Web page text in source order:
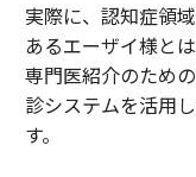
実際に、認知症領
あるエーザイ様と
専門医紹介のため
診システムを活用
す。